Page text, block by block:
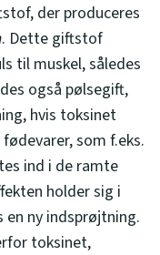
der produceres
. Dette giftstof
til muskel, således
også pølsegift,
hvis toksinet
som f.eks.
ind i de ramte
holder sig i
en ny indsprøjtning.
toksinet,